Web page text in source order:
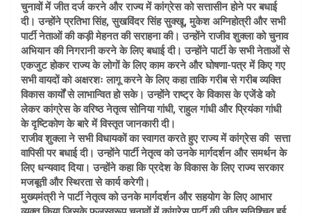
चुनावों में जीत दर्ज करने और राज्य में कांग्रेस को सत्तासीन होने पर बधाई
दी। उन्होंने प्रतिभा सिंह, सुखविंदर सिंह सुक्खू, मुकेश अग्निहोत्री और सभी
पार्टी नेताओं की कड़ी मेहनत की सराहना की। उन्होंने राजीव शुक्ला को चुनाव
अभियान की निगरानी करने के लिए बधाई दी। उन्होंने पार्टी के सभी नेताओं से
एकजुट होकर राज्य के लोगों के लिए काम करने और घोषणा-पत्र में किए गए
सभी वायदों को अक्षरशः लागू करने के लिए कहा ताकि गरीब से गरीब व्यक्ति
विकास कार्यों से लाभान्वित हो सके। उन्होंने राष्ट्र के विकास के एजेंडे को
लेकर कांग्रेस के वरिष्ठ नेतृत्व सोनिया गांधी, राहुल गांधी और प्रियंका गांधी
के दृष्टिकोण के बारे में विस्तृत जानकारी दी।
राजीव शुक्ला ने सभी विधायकों का स्वागत करते हुए राज्य में कांग्रेस की सत्ता
वापिसी पर बधाई दी। उन्होंने पार्टी नेतृत्व को उनके मार्गदर्शन और समर्थन के
लिए धन्यवाद दिया। उन्होंने कहा कि प्रदेश के विकास के लिए राज्य सरकार
मजबूती और स्थिरता से कार्य करेगी।
मुख्यमंत्री ने पार्टी नेतृत्व को उनके मार्गदर्शन और सहयोग के लिए आभार